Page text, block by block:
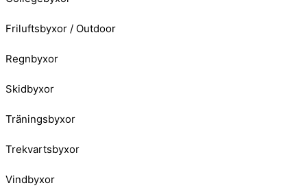
Friluftsbyxor / Outdoor
Regnbyxor
Skidbyxor
Träningsbyxor
Trekvartsbyxor
Vindbyxor